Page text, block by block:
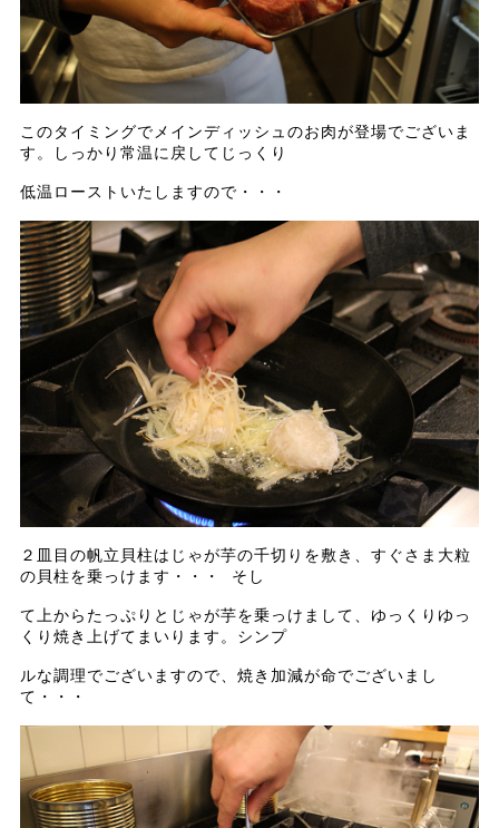
このタイミングでメインディッシュのお肉が登場でございま
す。しっかり常温に戻してじっくり
低温ローストいたしますので・・・
２皿目の帆立貝柱はじゃが芋の千切りを敷き、すぐさま大粒
の貝柱を乗っけます・・・ そし
て上からたっぷりとじゃが芋を乗っけまして、ゆっくりゆっ
くり焼き上げてまいります。シンプ
ルな調理でございますので、焼き加減が命でございまし
て・・・